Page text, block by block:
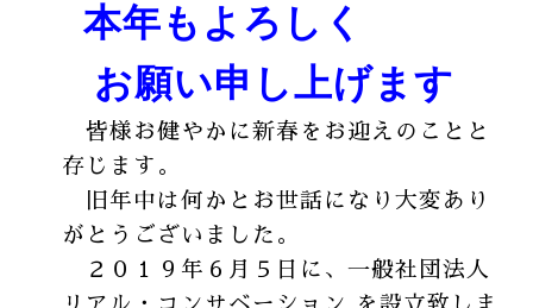
本年もよろしく
お願い申し上げます
皆様お健やかに新春をお迎えのことと
存じます。
旧年中は何かとお世話になり大変あり
がとうございました。
２０１９年６月５日に、一般社団法人